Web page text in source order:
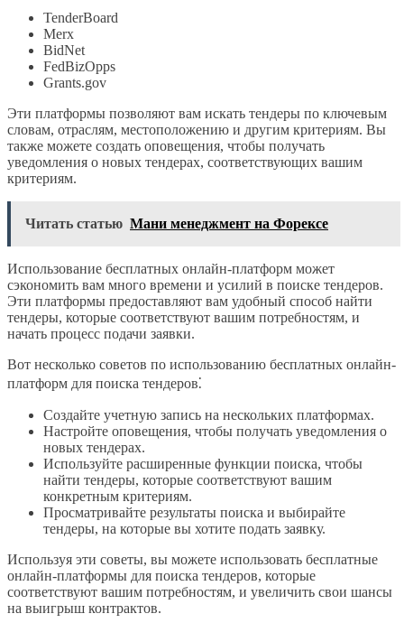
TenderBoard
Merx
BidNet
FedBizOpps
Grants.gov
Эти платформы позволяют вам искать тендеры по ключевым
словам, отраслям, местоположению и другим критериям. Вы
также можете создать оповещения, чтобы получать
уведомления о новых тендерах, соответствующих вашим
критериям.
Читать статью Мани менеджмент на Форексе
Использование бесплатных онлайн-платформ может
сэкономить вам много времени и усилий в поиске тендеров.
Эти платформы предоставляют вам удобный способ найти
тендеры, которые соответствуют вашим потребностям, и
начать процесс подачи заявки.
Вот несколько советов по использованию бесплатных онлайн-
платформ для поиска тендеров⁚
Создайте учетную запись на нескольких платформах.
Настройте оповещения, чтобы получать уведомления о
новых тендерах.
Используйте расширенные функции поиска, чтобы
найти тендеры, которые соответствуют вашим
конкретным критериям.
Просматривайте результаты поиска и выбирайте
тендеры, на которые вы хотите подать заявку.
Используя эти советы, вы можете использовать бесплатные
онлайн-платформы для поиска тендеров, которые
соответствуют вашим потребностям, и увеличить свои шансы
на выигрыш контрактов.